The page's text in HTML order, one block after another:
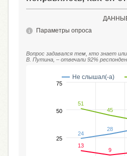
Параметры опроса
Вопрос задавался тем, кто знает
В. Путина, – отвечали 92%
13
9
51
45
24
28
Не слышал(-а)
25
50
75